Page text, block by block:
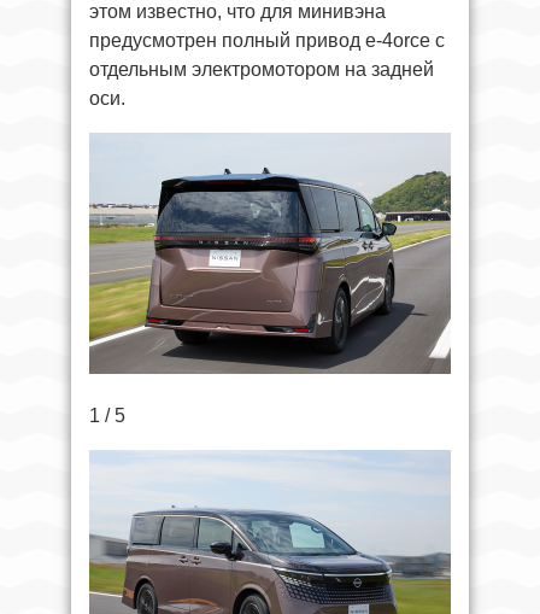
этом известно, что для минивэна
предусмотрен полный привод e-4orce с
отдельным электромотором на задней
оси.
1 / 5